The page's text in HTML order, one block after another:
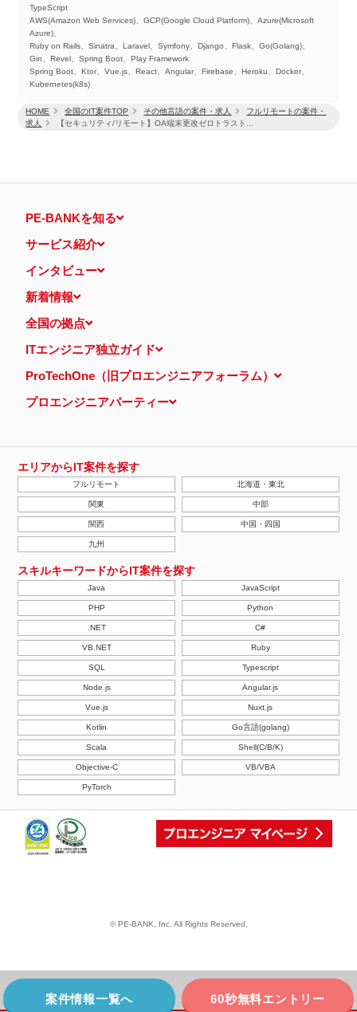
HOME 全国のIT案件TOP その他言語の案件・求人
フルリモートの案件・
求人
【セキュリティ/リモート】OA端末更改ゼロトラスト...
TypeScript
AWS(Amazon Web Services)、GCP(Google Cloud Platform)、Azure(Microsoft
Azure)、
Ruby on Rails、Sinatra、Laravel、Symfony、Django、Flask、Go(Golang)、
Gin、Revel、Spring Boot、Play Framework
Spring Boot、Ktor、Vue.js、React、Angular、Firebase、Heroku、Docker、
Kubernetes(k8s)
PE-BANKを知る
サービス紹介
インタビュー
新着情報
全国の拠点
ITエンジニア独立ガイド
ProTechOne（旧プロエンジニアフォーラム）
プロエンジニアパーティー
エリアからIT案件を探す
フルリモート 北海道・東北
関東 中部
関西 中国・四国
九州
スキルキーワードからIT案件を探す
Java JavaScript
PHP Python
.NET C#
VB.NET Ruby
SQL Typescript
Node.js Angular.js
Vue.js Nuxt.js
Kotlin Go言語(golang)
Scala Shell(C/B/K)
Objective-C VB/VBA
PyTorch
© PE-BANK, Inc. All Rights Reserved.
案件情報一覧へ 60秒無料エントリー